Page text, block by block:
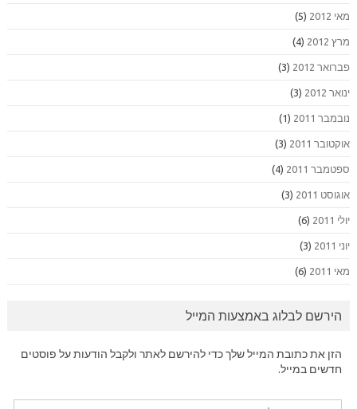
מאי 2012 (5)
מרץ 2012 (4)
פברואר 2012 (3)
ינואר 2012 (3)
נובמבר 2011 (1)
אוקטובר 2011 (3)
ספטמבר 2011 (4)
אוגוסט 2011 (3)
יולי 2011 (6)
יוני 2011 (3)
מאי 2011 (6)
הירשם לבלוג באמצעות המייל
הזן את כתובת המייל שלך כדי להירשם לאתר ולקבל הודעות על פוסטים
חדשים במייל.